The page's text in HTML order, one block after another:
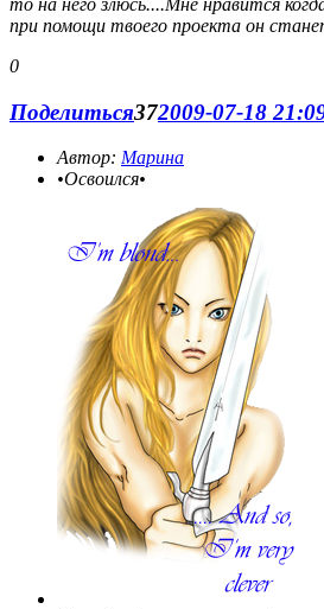
при помощи твоего проекта он
0
Поделиться372009-07-18
Автор: Марина
•Освоился•